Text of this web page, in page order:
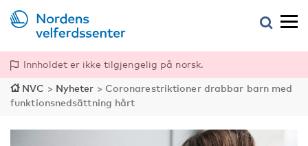
Innholdet er ikke tilgjengelig på norsk.
NVC > Nyheter > Coronarestriktioner drabbar barn med
funktionsnedsättning hårt